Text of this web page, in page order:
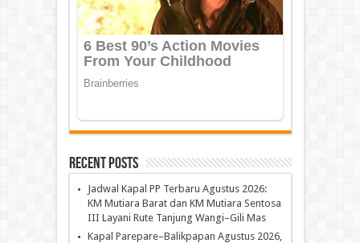
Recent Posts
Jadwal Kapal PP Terbaru Agustus 2026:
KM Mutiara Barat dan KM Mutiara Sentosa
III Layani Rute Tanjung Wangi–Gili Mas
Kapal Parepare–Balikpapan Agustus 2026,